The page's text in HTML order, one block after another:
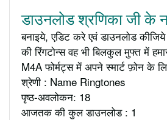
डाउनलोड श्रणिका जी के
बनाइये, एडिट करे एवं डाउनलोड
की रिंगटोन्स वह भी बिलकुल मुफ्त में
M4A फोर्मट्स में अपने स्मार्ट फ़ोन के
श्रेणी : Name Ringtones
पृष्ठ-अवलोकन: 18
आजतक की कुल डाउनलोड : 1